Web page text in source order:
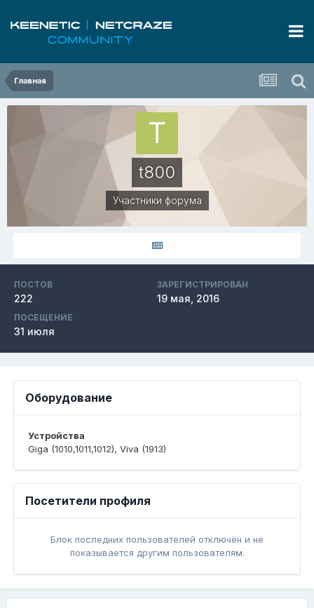
Главная
t800
Участники форума
ПОСТОВ
222
ЗАРЕГИСТРИРОВАН
19 мая, 2016
ПОСЕЩЕНИЕ
31 июля
Оборудование
Устройства
Giga (1010,1011,1012), Viva (1913)
Посетители профиля
Блок последних пользователей отключён и не
показывается другим пользователям.